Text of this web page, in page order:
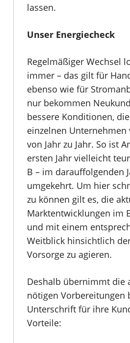
lassen.
Unser Energiecheck
Regelmäßiger Wechsel
immer – das gilt für
ebenso wie für
nur bekommen
bessere Konditionen,
einzelnen Unternehmen
von Jahr zu Jahr. So ist
ersten Jahr vielleicht
B – im darauffolgenden
umgekehrt. Um hier
zu können gilt es, die
Marktentwicklungen im
und mit einem
Weitblick hinsichtlich
Vorsorge zu agieren.
Deshalb übernimmt die
nötigen Vorbereitungen
Unterschrift für ihre
Vorteile: